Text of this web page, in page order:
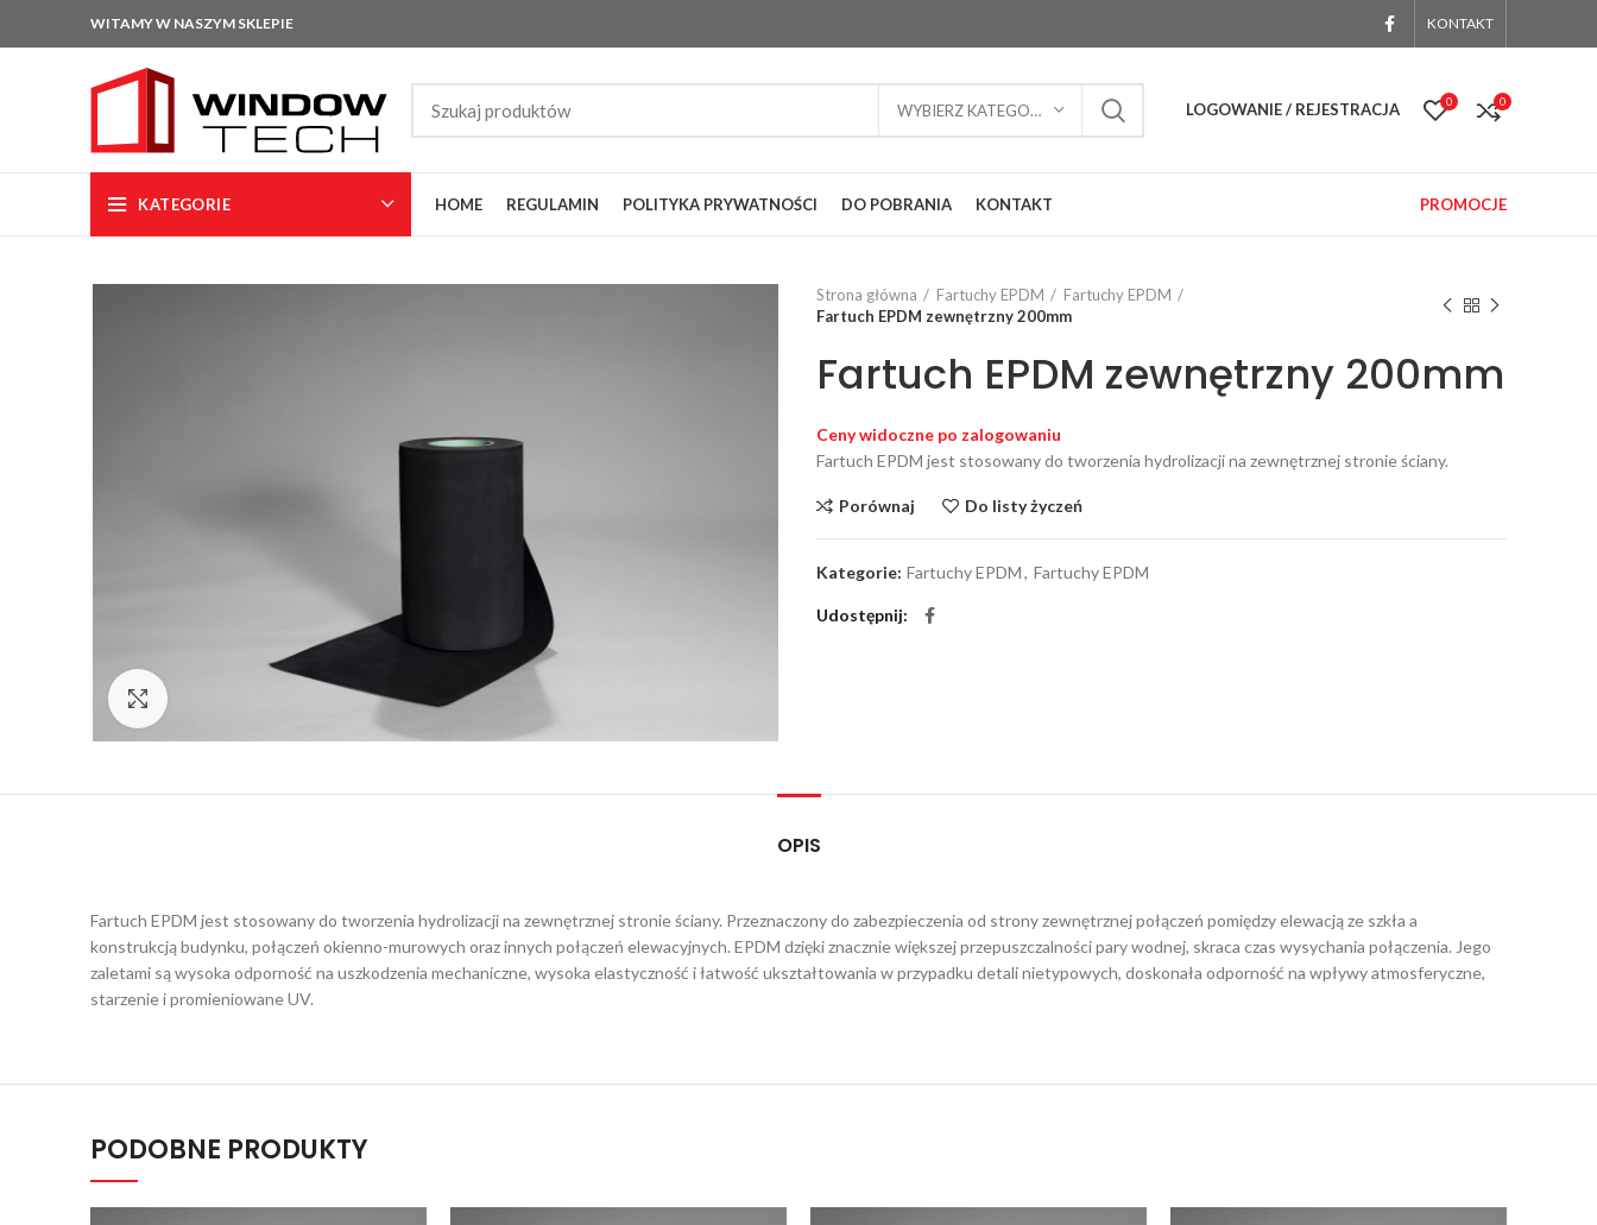
WITAMY W NASZYM SKLEPIE KONTAKT
WYBIERZ KATEGORIĘ LOGOWANIE / REJESTRACJA 0 0
KATEGORIE HOME REGULAMIN POLITYKA PRYWATNOŚCI DO POBRANIA KONTAKT PROMOCJE
Strona główna Fartuchy EPDM
Fartuchy EPDM
Fartuch EPDM zewnętrzny 200mm
Fartuch EPDM zewnętrzny 200mm
Ceny widoczne po zalogowaniu
Fartuch EPDM jest stosowany do tworzenia hydrolizacji na zewnętrznej stronie ściany.
Porównaj Do listy życzeń
Kategorie: Fartuchy EPDM, Fartuchy EPDM
Udostępnij
OPIS
Fartuch EPDM jest stosowany do tworzenia hydrolizacji na zewnętrznej stronie ściany. Przeznaczony do zabezpieczenia od strony zewnętrznej połączeń pomiędzy elewacją ze szkła a
konstrukcją budynku, połączeń okienno-murowych oraz innych połączeń elewacyjnych. EPDM dzięki znacznie większej przepuszczalności pary wodnej, skraca czas wysychania połączenia. Jego
zaletami są wysoka odporność na uszkodzenia mechaniczne, wysoka elastyczność i łatwość ukształtowania w przypadku detali nietypowych, doskonała odporność na wpływy atmosferyczne,
starzenie i promieniowane UV.
PODOBNE PRODUKTY